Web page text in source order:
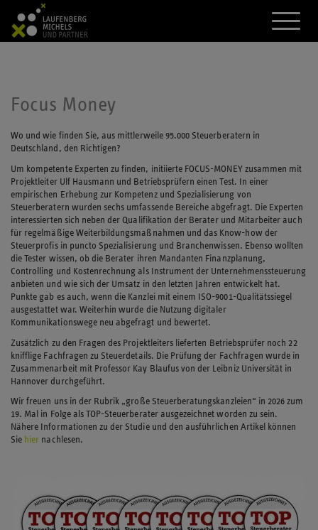
A
k
t
M
ü
Focus Money
Wo und wie finden Sie, aus mittlerweile 95.000 Steuerberatern in
Deutschland, den Richtigen?
Um kompetente Experten zu finden, initiierte FOCUS-MONEY zusammen mit
Projektleiter Ulf Hausmann und Betriebsprüfern einen Test. In einer
empirischen Erhebung zur Kompetenz und Spezialisierung von
Steuerberatern wurden sechs umfassende Bereiche abgefragt. Die Experten
interessierten sich neben der Qualifikation der Berater und Mitarbeiter auch
für regelmäßige Weiterbildungsmaßnahmen und das Know-how der
Steuerprofis in puncto Spezialisierung und Branchenwissen. Ebenso wollten
die Tester wissen, ob die Berater ihren Mandanten Finanzplanung,
Controlling und Kostenrechnung als Instrument der Unternehmenssteuerung
anbieten und wie sich der Umsatz in den letzten Jahren entwickelt hat.
Punkte gab es auch, wenn die Kanzlei mit einem ISO-9001-Qualitätssiegel
ausgestattet war. Weiterhin wurde die Nutzung digitaler
Kommunikationswege neu abgefragt und bewertet.
Zusätzlich zu den Fragen des Projektleiters lieferten Betriebsprüfer noch 22
knifflige Fachfragen zu Steuerdetails. Die Prüfung der Fachfragen wurde in
Zusammenarbeit mit Professor Kay Blaufus von der Leibniz Universität in
Hannover durchgeführt.
Wir freuen uns in der Rubrik „große Steuerberatungskanzleien“ in 2026 zum
19. Mal in Folge als TOP-Steuerberater ausgezeichnet worden zu sein.
Nähere Informationen zu der Studie und den ausführlichen Artikel können
Sie hier nachlesen.